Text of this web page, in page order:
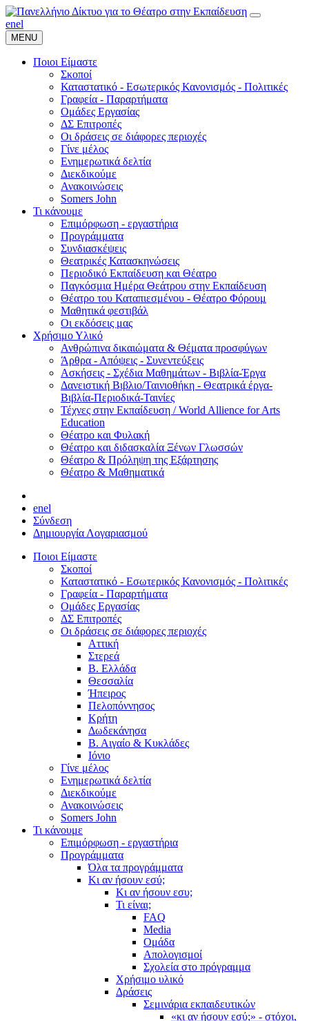
enel
MENU
Ποιοι Είμαστε
Σκοποί
Καταστατικό - Εσωτερικός Κανονισμός - Πολιτικές
Γραφεία - Παραρτήματα
Ομάδες Εργασίας
ΔΣ Επιτροπές
Οι δράσεις σε διάφορες περιοχές
Γίνε μέλος
Ενημερωτικά δελτία
Διεκδικούμε
Ανακοινώσεις
Somers John
Τι κάνουμε
Επιμόρφωση - εργαστήρια
Προγράμματα
Συνδιασκέψεις
Θεατρικές Κατασκηνώσεις
Περιοδικό Εκπαίδευση και Θέατρο
Παγκόσμια Ημέρα Θεάτρου στην Εκπαίδευση
Θέατρο του Καταπιεσμένου - Θέατρο Φόρουμ
Μαθητικά φεστιβάλ
Οι εκδόσεις μας
Χρήσιμο Υλικό
Ανθρώπινα δικαιώματα & Θέματα προσφύγων
Άρθρα - Απόψεις - Συνεντεύξεις
Ασκήσεις - Σχέδια Μαθημάτων - Βιβλία-Έργα
Δανειστική Βιβλιο/Ταινιοθήκη - Θεατρικά έργα-
Βιβλία-Περιοδικά-Ταινίες
Τέχνες στην Εκπαίδευση / World Allience for Arts
Education
Θέατρο και Φυλακή
Θέατρο και διδασκαλία Ξένων Γλωσσών
Θέατρο & Πρόληψη της Εξάρτησης
Θέατρο & Μαθηματικά
enel
Σύνδεση
Δημιουργία Λογαριασμού
Ποιοι Είμαστε
Σκοποί
Καταστατικό - Εσωτερικός Κανονισμός - Πολιτικές
Γραφεία - Παραρτήματα
Ομάδες Εργασίας
ΔΣ Επιτροπές
Οι δράσεις σε διάφορες περιοχές
Αττική
Στερεά
Β. Ελλάδα
Θεσσαλία
Ήπειρος
Πελοπόννησος
Κρήτη
Δωδεκάνησα
Β. Αιγαίο & Κυκλάδες
Ιόνιο
Γίνε μέλος
Ενημερωτικά δελτία
Διεκδικούμε
Ανακοινώσεις
Somers John
Τι κάνουμε
Επιμόρφωση - εργαστήρια
Προγράμματα
Όλα τα προγράμματα
Κι αν ήσουν εσύ;
Κι αν ήσουν εσυ;
Τι είναι;
FAQ
Media
Ομάδα
Απολογισμοί
Σχολεία στο πρόγραμμα
Χρήσιμο υλικό
Δράσεις
Σεμινάρια εκπαιδευτικών
«κι αν ήσουν εσύ;» - στόχοι,